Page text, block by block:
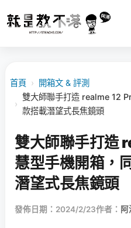
首頁 › 開箱文 & 評測
›
雙大師聯手打造 realme 12
款搭載潛望式長焦鏡頭
雙大師聯手打造
慧型手機開箱，
潛望式長焦鏡頭
發佈日期：2024/2/23作者： 阿